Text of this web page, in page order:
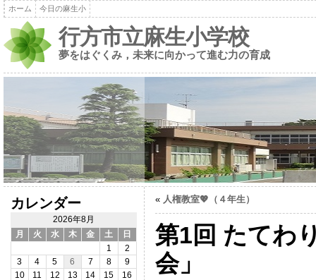
ホーム 今日の麻生小
行方市立麻生小学校
夢をはぐくみ，未来に向かって進む力の育成
カレンダー
2026年8月
月
火 水 木 金 土
日
1
2
3
4 5 6 7 8
9
10
11 12 13 14 15
16
« 人権教室💖（４年生）
第1回 たてわ
会」